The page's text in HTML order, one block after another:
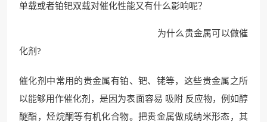
单载或者铂钯双载对催化性能又有什么影响呢？
为什么贵金属可以做催
化剂?
催化剂中常用的贵金属有铂、钯、铑等，这些贵金属之所
以能够用作催化剂，是因为表面容易 吸附 反应物，例如醇
醚酯，烃烷酮等有机化合物。把贵金属做成纳米形态，其